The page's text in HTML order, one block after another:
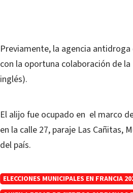
Previamente, la agencia
con la oportuna colaboración de
inglés).
El alijo fue ocupado en el marco
en la calle 27, paraje Las Cañitas,
del país.
ELECCIONES MUNICIPALES EN FRANCIA